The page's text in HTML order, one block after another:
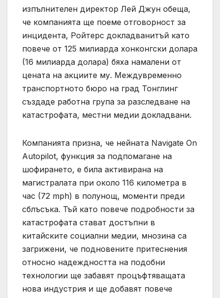
изпълнителен директор Лей Джун обеща,
че компанията ще поеме отговорност за
инцидента, Ройтерс докладванитъй като
повече от 125 милиарда хонконгски долара
(16 милиарда долара) бяха намалени от
цената на акциите му. Междувременно
транспортното бюро на град Тонглинг
създаде работна група за разследване на
катастрофата, местни медии докладвани.
Компанията призна, че нейната Navigate On
Autopilot, функция за подпомагане на
шофирането, е била активирана на
магистралата при около 116 километра в
час (72 mph) в полунощ, моменти преди
сблъсъка. Тъй като повече подробности за
катастрофата стават достъпни в
китайските социални медии, мнозина са
загрижени, че подновените притеснения
относно надеждността на подобни
технологии ще забавят процъфтяващата
нова индустрия и ще добавят повече